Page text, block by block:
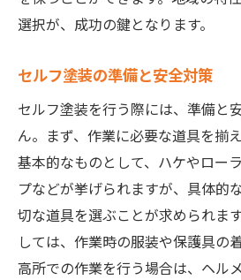
静岡市での塗装材料の
静岡市での塗装をセルフで
塗装を楽しくする静岡
セルフ塗装で個性を出
静岡市の四季を感じる
塗装で静岡市の魅力を
家族で参加するセルフ
静岡市での塗装をもっ
選択が、成功の鍵となります。
セルフ塗装の準備と安全対策
セルフ塗装を行う際には、準備と
ん。まず、作業に必要な道具を揃
基本的なものとして、ハケやロー
プなどが挙げられますが、具体的
切な道具を選ぶことが求められま
しては、作業時の服装や保護具の
高所での作業を行う場合は、ヘル